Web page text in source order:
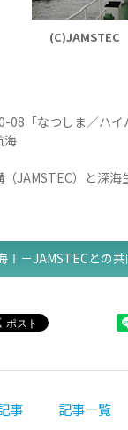
(C)JAMSTEC
08「なつしま／ハ
海
JAMSTEC）と深
Ⅰ－JAMSTECとの共
事 記事一覧